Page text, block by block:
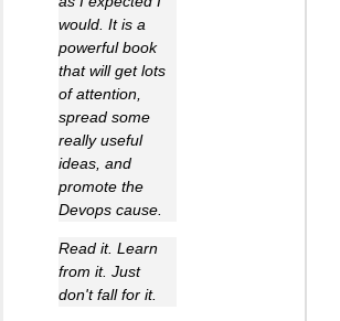
would. It is a
powerful book
that will get lots
of attention,
spread some
really useful
ideas, and
promote the
Devops cause.
Read it. Learn
from it. Just
don't fall for it.